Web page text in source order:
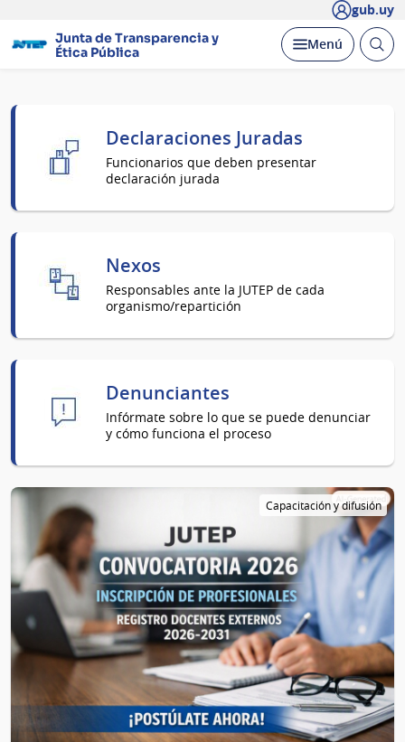
gub.uy
Junta de Transparencia y
Ética Pública
Desplegar
Menú Abrir
Página
principalDeclaraciones Juradas
Funcionarios que deben presentar
declaración jurada
Nexos
Responsables ante la JUTEP de cada
organismo/repartición
Denunciantes
Infórmate sobre lo que se puede denunciar
y cómo funciona el proceso
Capacitación y difusión